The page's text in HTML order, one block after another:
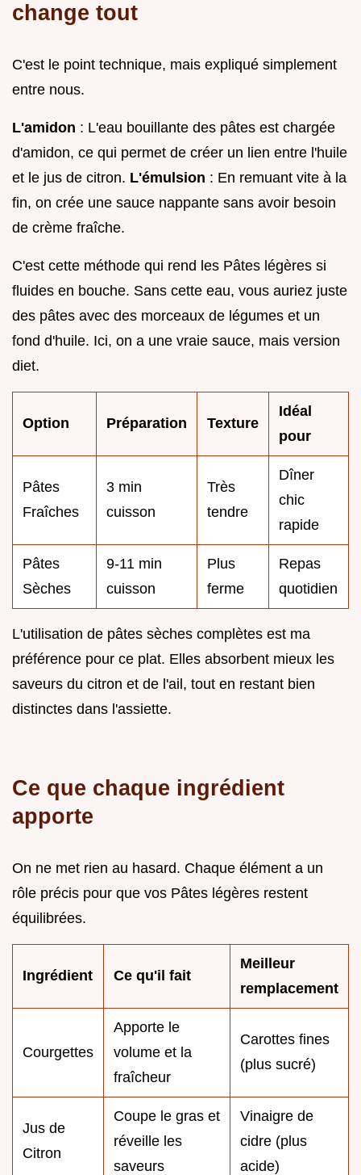
change tout
C'est le point technique, mais expliqué simplement
entre nous.
L'amidon : L'eau bouillante des pâtes est chargée
d'amidon, ce qui permet de créer un lien entre l'huile
et le jus de citron. L'émulsion : En remuant vite à la
fin, on crée une sauce nappante sans avoir besoin
de crème fraîche.
C'est cette méthode qui rend les Pâtes légères si
fluides en bouche. Sans cette eau, vous auriez juste
des pâtes avec des morceaux de légumes et un
fond d'huile. Ici, on a une vraie sauce, mais version
diet.
Option Préparation Texture
Idéal
pour
Pâtes
Fraîches
3 min
cuisson
Très
tendre
Dîner
chic
rapide
Pâtes
Sèches
9-11 min
cuisson
Plus
ferme
Repas
quotidien
L'utilisation de pâtes sèches complètes est ma
préférence pour ce plat. Elles absorbent mieux les
saveurs du citron et de l'ail, tout en restant bien
distinctes dans l'assiette.
Ce que chaque ingrédient
apporte
On ne met rien au hasard. Chaque élément a un
rôle précis pour que vos Pâtes légères restent
équilibrées.
Ingrédient Ce qu'il fait
Meilleur
remplacement
Courgettes
Apporte le
volume et la
fraîcheur
Carottes fines
(plus sucré)
Jus de
Citron
Coupe le gras et
réveille les
saveurs
Vinaigre de
cidre (plus
acide)